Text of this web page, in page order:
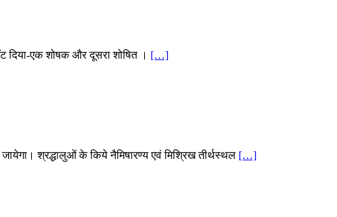
दिया-एक शोषक और दूसरा शोषित । […]
श्रद्धालुओं के किये नैमिषारण्य एवं मिश्रिख तीर्थस्थल […]